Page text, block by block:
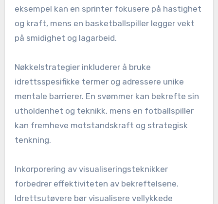
eksempel kan en sprinter fokusere på hastighet
og kraft, mens en basketballspiller legger vekt
på smidighet og lagarbeid.
Nøkkelstrategier inkluderer å bruke
idrettsspesifikke termer og adressere unike
mentale barrierer. En svømmer kan bekrefte sin
utholdenhet og teknikk, mens en fotballspiller
kan fremheve motstandskraft og strategisk
tenkning.
Inkorporering av visualiseringsteknikker
forbedrer effektiviteten av bekreftelsene.
Idrettsutøvere bør visualisere vellykkede